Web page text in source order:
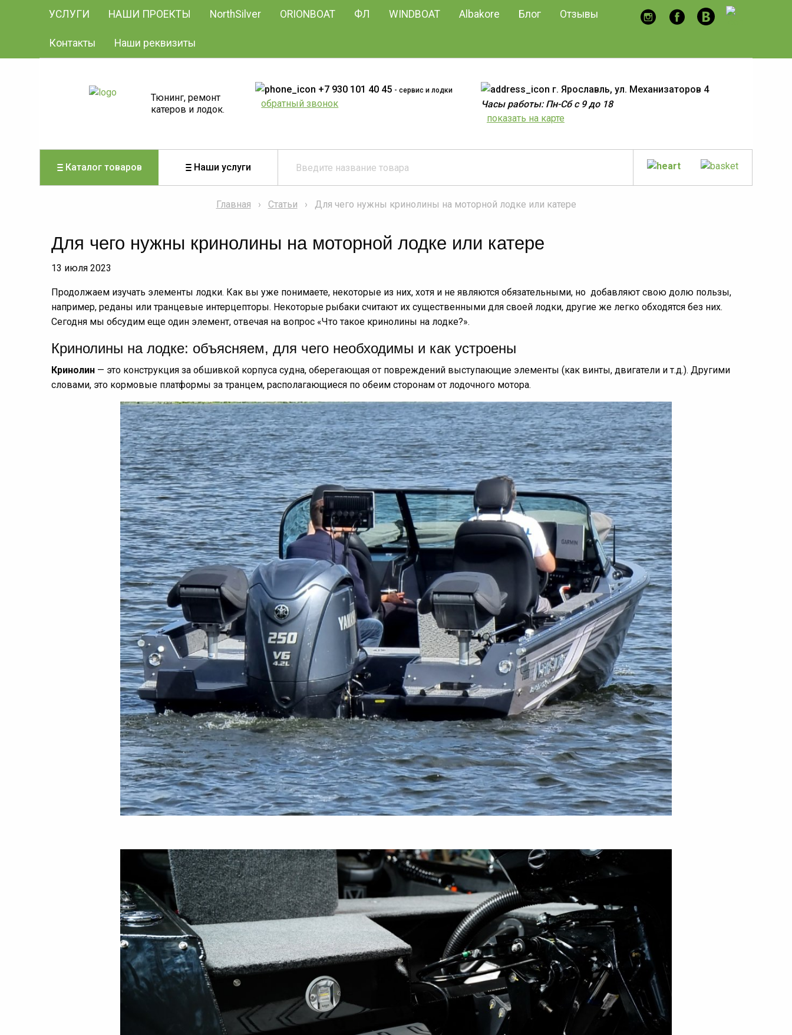
УСЛУГИ НАШИ ПРОЕКТЫ NorthSilver ORIONBOAT ФЛ WINDBOAT Albakore Блог Отзывы
Контакты Наши реквизиты
Тюнинг, ремонт
катеров и лодок.
+7 930 101 40 45 - сервис и лодки
обратный звонок
г. Ярославль, ул. Механизаторов 4
Часы работы: Пн-Сб с 9 до 18
показать на карте
Каталог товаров Наши услуги
Главная Статьи Для чего нужны кринолины на моторной лодке или катере
Для чего нужны кринолины на моторной лодке или катере
13 июля 2023
Продолжаем изучать элементы лодки. Как вы уже понимаете, некоторые из них, хотя и не являются обязательными, но добавляют свою долю пользы,
например, реданы или транцевые интерцепторы. Некоторые рыбаки считают их существенными для своей лодки, другие же легко обходятся без них.
Сегодня мы обсудим еще один элемент, отвечая на вопрос «Что такое кринолины на лодке?».
Кринолины на лодке: объясняем, для чего необходимы и как устроены
Кринолин — это конструкция за обшивкой корпуса судна, оберегающая от повреждений выступающие элементы (как винты, двигатели и т.д.). Другими
словами, это кормовые платформы за транцем, располагающиеся по обеим сторонам от лодочного мотора.